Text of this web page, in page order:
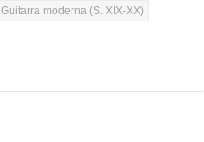
Guitarra moderna (S. XIX-XX)